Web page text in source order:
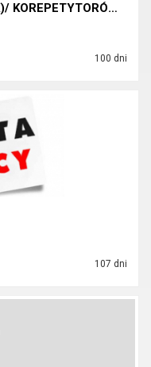
POSZUKUJEMY LEKTORÓW(-EK)/ KOREPETYTORÓW(-EK) JĘZY...
100 dni
107 dni